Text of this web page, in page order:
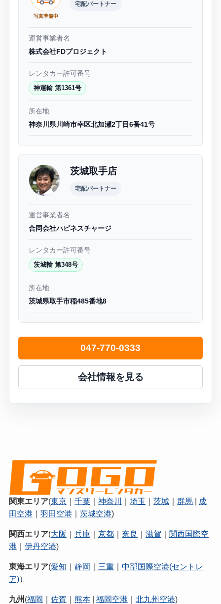
写真準備中
宅配パートナー
運営事業者名
株式会社FDプロジェクト
レンタカー許可番号
神運輸 第1361号
所在地
神奈川県川崎市幸区北加瀬2丁目6番41号
茨城取手店
宅配パートナー
運営事業者名
合同会社ハピネスチャージ
レンタカー許可番号
茨城輸 第348号
所在地
茨城県取手市稲485番地8
047-770-0333
会社情報を見る
関東エリア(東京｜ 千葉｜ 神奈川 ｜ 埼玉 ｜ 茨城｜ 群馬| 成
田空港 ｜ 羽田空港 ｜ 茨城空港)
関西エリア(大阪 ｜ 兵庫｜ 京都｜ 奈良 ｜ 滋賀 ｜ 関西国際空
港 ｜ 伊丹空港)
東海エリア(愛知 ｜ 静岡 ｜ 三重｜ 中部国際空港(セントレ
ア)）
九州 (福岡 佐賀 熊本| 福岡空港 北九州空港)